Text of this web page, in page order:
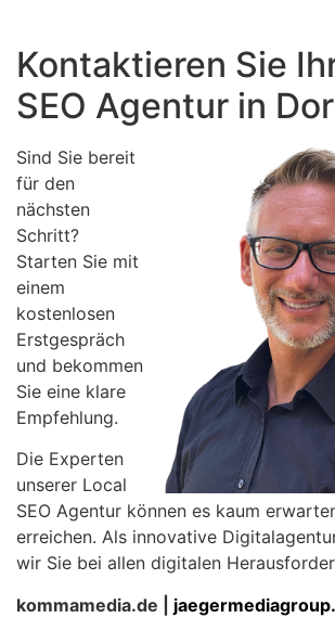
Kontaktieren Sie
SEO Agentur in
Sind Sie bereit
für den
nächsten
Schritt?
Starten Sie mit
einem
kostenlosen
Erstgespräch
und bekommen
Sie eine klare
Empfehlung.
Die Experten
unserer Local
SEO Agentur können es kaum
erreichen. Als innovative
wir Sie bei allen digitalen
kommamedia.de |